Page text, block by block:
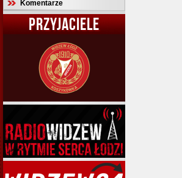
Komentarze
PRZYJACIELE